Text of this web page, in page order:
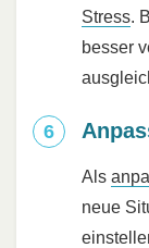
Stress.
besser
Als
neue